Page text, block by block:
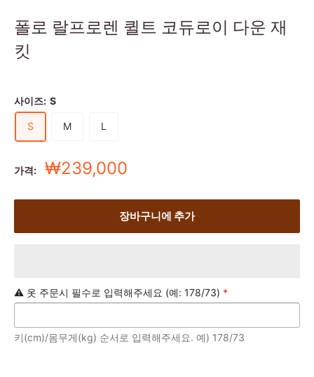
폴로 랄프로렌 퀼트 코듀로이 다운 재
킷
사이즈: S
S M L
가격:
세
가
₩239,000
장바구니에 추가
⚠️ 옷 주문시 필수로 입력해주세요 (예: 178/73) *
키(cm)/몸무게(kg) 순서로 입력해주세요. 예) 178/73